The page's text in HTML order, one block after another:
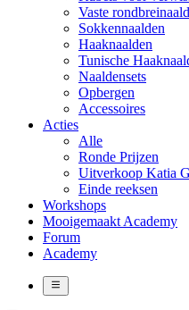
Vaste
Sokkennaalden
Haaknaalden
Tunische
Naaldensets
Opbergen
Accessoires
Acties
Alle
Ronde Prijzen
Uitverkoop Katia
Einde reeksen
Workshops
Mooigemaakt Academy
Forum
Academy